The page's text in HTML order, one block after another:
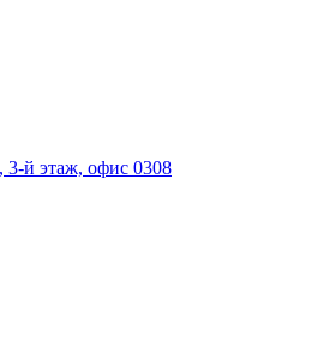
3-й этаж, офис 0308